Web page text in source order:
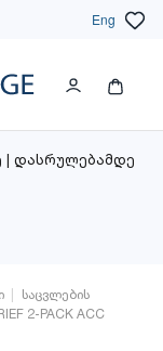
Eng
| დასრულებამდე
საცვლების
2-PACK ACC